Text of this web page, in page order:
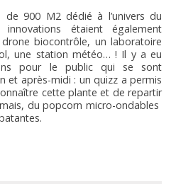
de 900 M2 dédié à l’univers du
étaient également
biocontrôle, un laboratoire
une station météo… ! Il y a eu
pour le public qui se sont
et après-midi : un quizz a permis
cette plante et de repartir
du popcorn micro-ondables